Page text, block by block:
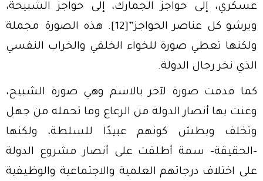
عسكري، إلى حواجز الجمارك، إلى حواجز الشبيحة،
ويرشو كل عناصر الحواجز” [12]
. هذه الصورة مجملة
ولكنها تعطي صورة للخواء الخلقي والخراب النفسي
الذي نخر رجال الدولة.
كما قدمت صورة لآخر بالاسم وهي صورة الشبيح،
وعنت بها أنصار الدولة من الرعاع وما تحمله من جهل
وتخلف وبطش كونهم عبيدًا للسلطة، ولكنها
-الحقيقة- سمة أطلقت على أنصار مشروع الدولة
على اختلاف درجاتهم العلمية والاجتماعية والوظيفية